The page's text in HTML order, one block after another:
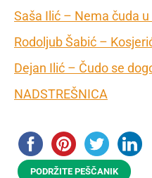
Saša Ilić – Nema čuda u
Rodoljub Šabić –
Dejan Ilić – Čudo se
NADSTREŠNICA
PODRŽITE PEŠČANIK